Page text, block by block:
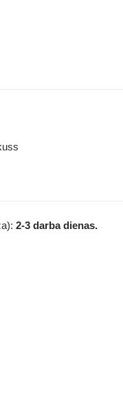
2-3 darba dienas.